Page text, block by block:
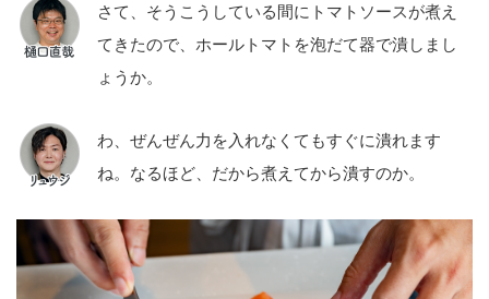
さて、そうこうしている間にトマトソースが煮え
てきたので、ホールトマトを泡だて器で潰しまし
ょうか。
わ、ぜんぜん力を入れなくてもすぐに潰れます
ね。なるほど、だから煮えてから潰すのか。